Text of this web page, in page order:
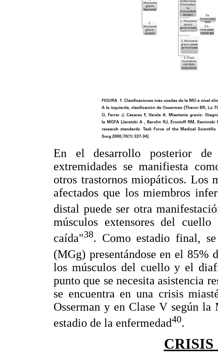
En el desarrollo posterior
extremidades se manifiesta
otros trastornos miopáticos. Los
afectados que los miembros
distal puede ser otra
músculos extensores del
caída"38. Como estadio final,
(MGg) presentándose en el 85%
los músculos del cuello y el
punto que se necesita asistencia
se encuentra en una crisis
Osserman y en Clase V según
estadio de la enfermedad40.